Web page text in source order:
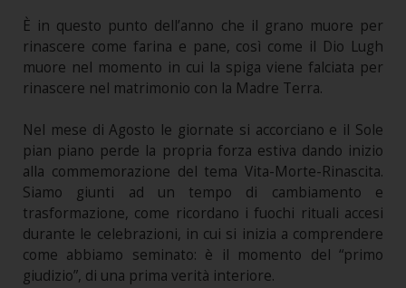
È in questo punto dell’anno che il grano muore per
rinascere come farina e pane, così come il Dio Lugh
muore nel momento in cui la spiga viene falciata per
rinascere nel matrimonio con la Madre Terra.
Nel mese di Agosto le giornate si accorciano e il Sole
pian piano perde la propria forza estiva dando inizio
alla commemorazione del tema Vita-Morte-Rinascita.
Siamo giunti ad un tempo di cambiamento e
trasformazione, come ricordano i fuochi rituali accesi
durante le celebrazioni, in cui si inizia a comprendere
come abbiamo seminato: è il momento del “primo
giudizio”, di una prima verità interiore.